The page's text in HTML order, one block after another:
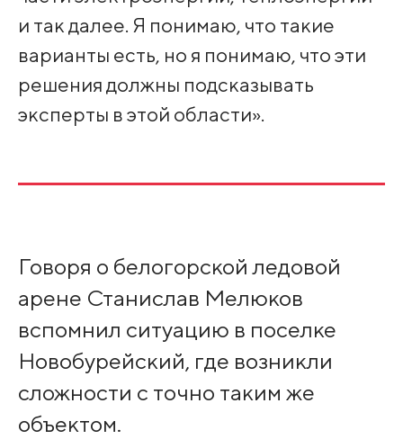
и так далее. Я понимаю, что такие
варианты есть, но я понимаю, что эти
решения должны подсказывать
эксперты в этой области».
Говоря о белогорской ледовой
арене Станислав Мелюков
вспомнил ситуацию в поселке
Новобурейский, где возникли
сложности с точно таким же
объектом.